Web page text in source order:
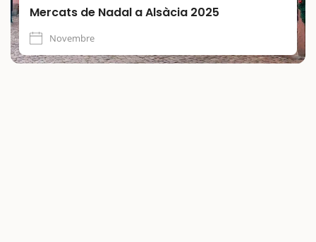
Mercats de Nadal a Alsàcia 2025
Novembre